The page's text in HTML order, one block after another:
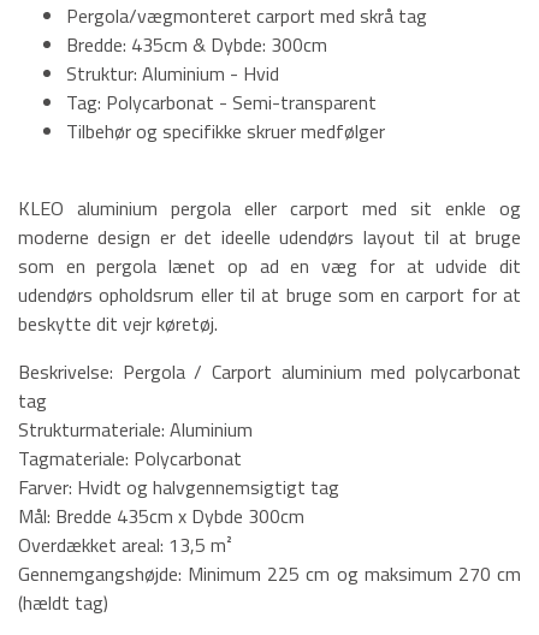
Pergola/vægmonteret carport med skrå tag
Bredde: 435cm & Dybde: 300cm
Struktur: Aluminium - Hvid
Tag: Polycarbonat - Semi-transparent
Tilbehør og specifikke skruer medfølger
KLEO aluminium pergola eller carport med sit enkle og
moderne design er det ideelle udendørs layout til at bruge
som en pergola lænet op ad en væg for at udvide dit
udendørs opholdsrum eller til at bruge som en carport for at
beskytte dit vejr køretøj.
Beskrivelse: Pergola / Carport aluminium med polycarbonat
tag
Strukturmateriale: Aluminium
Tagmateriale: Polycarbonat
Farver: Hvidt og halvgennemsigtigt tag
Mål: Bredde 435cm x Dybde 300cm
Overdækket areal: 13,5 m²
Gennemgangshøjde: Minimum 225 cm og maksimum 270 cm
(hældt tag)